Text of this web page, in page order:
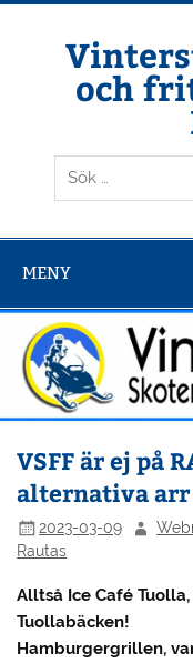
Hoppa
och
Din ljuslykta i
MENY
VSFF är ej på
alternativa arr
2023-03-09
Rautas
Alltså Ice Café
Tuollabäcken!
Hamburgergrillen,